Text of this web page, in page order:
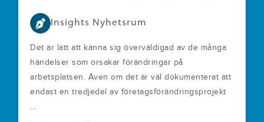
Insights Nyhetsrum
Det är lätt att känna sig överväldigad av de många
händelser som orsakar förändringar på
arbetsplatsen. Även om det är väl dokumenterat att
endast en tredjedel av företagsförändringsprojekt
...